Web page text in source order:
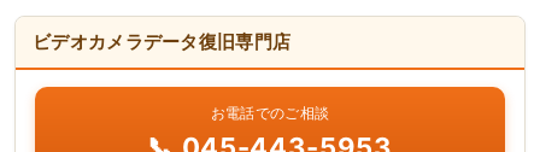
ビデオカメラデータ復旧専門店
お電話でのご相談